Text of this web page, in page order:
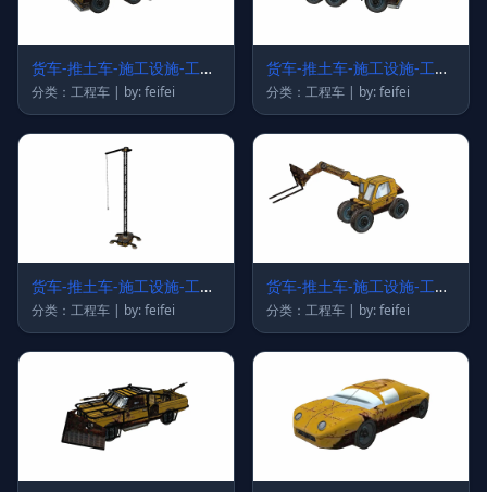
货车-推土车-施工设施-工程
车73
分类：工程车 | by: feifei
货车-推土车-施工设施-工程
车72
分类：工程车 | by: feifei
货车-推土车-施工设施-工程
车67
分类：工程车 | by: feifei
货车-推土车-施工设施-工程
车66
分类：工程车 | by: feifei